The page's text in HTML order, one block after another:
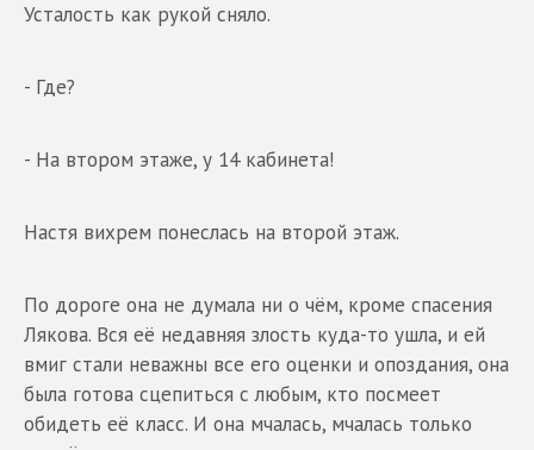
Усталость как рукой сняло.
- Где?
- На втором этаже, у 14 кабинета!
Настя вихрем понеслась на второй этаж.
По дороге она не думала ни о чём, кроме спасения
Лякова. Вся её недавняя злость куда-то ушла, и ей
вмиг стали неважны все его оценки и опоздания, она
была готова сцепиться с любым, кто посмеет
обидеть её класс. И она мчалась, мчалась только